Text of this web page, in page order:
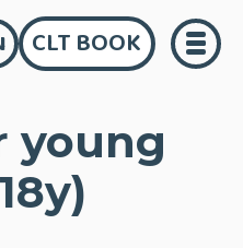
CLT BOOK
young